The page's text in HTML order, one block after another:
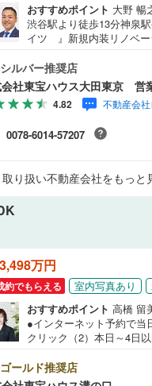
おすすめポイント 大野 暢
渋谷駅より徒歩13分神泉
イツ 』新規内装リノベーション完了 ペット飼育可！
が付いた対面式システム
器付 2階部分南東向きバル
ることができる宅配ボッ
安心と満足を～ 東宝ハウ
す。各種ご相談も承って
ンのシミュレーションお
た」とお伝え下さい。【
「希望」を形にするべく
を心待ちにしております。
シルバー推奨店
社東宝ハウス大田東京 営
4.82 不動産会
0078-6014-57207
取り扱い不動産会社をもっと
万円
約でもらえる 室内写真あり
おすすめポイント 高橋 留
●インターネット予約で当
クリック（2）本日～4日
【Yahoo！ 不動産キャン
ントがもらえる「Yahoo！
ゴールド推奨店
札幌市営地下鉄南北線(49)
東京メトロ丸ノ内線(672
東京メトロ東西線( 652)
東京メトロ半蔵門線(
都営浅草線(548 )
都営大江戸線(1,114)
名古屋市営地下鉄東山線(358)
名古屋市営地下鉄桜通線(210)
京都市営地下鉄烏丸線 (148)
OsakaMetro今里筋線( 104)
OsakaMetro四つ橋線